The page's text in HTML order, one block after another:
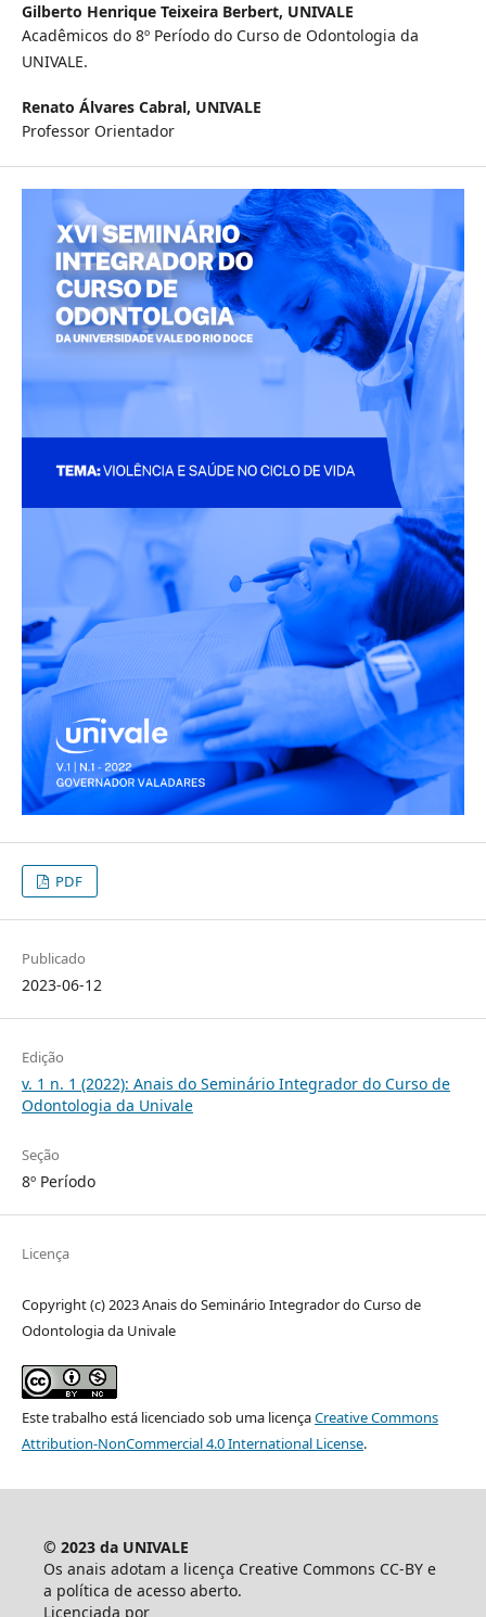
Gilberto Henrique Teixeira Berbert, UNIVALE
Acadêmicos do 8º Período do Curso de Odontologia da
UNIVALE.
Renato Álvares Cabral, UNIVALE
Professor Orientador
PDF
Publicado
2023-06-12
Edição
v. 1 n. 1 (2022): Anais do Seminário Integrador do Curso de
Odontologia da Univale
Seção
8º Período
Licença
Copyright (c) 2023 Anais do Seminário Integrador do Curso de
Odontologia da Univale
Este trabalho está licenciado sob uma licençaCreative Commons
Attribution-NonCommercial 4.0 International License.
© 2023 da UNIVALE
Os anais adotam a licença Creative Commons CC-BY e
a política de acesso aberto.
Licenciada por